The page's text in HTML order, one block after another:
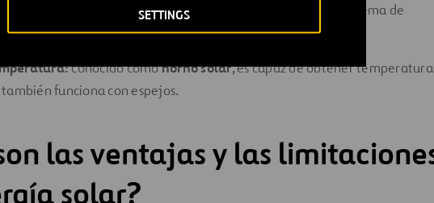
SETTINGS
conocido como concentrador solar, funciona con un sistema de
conocido comohorno solar, es capaz de obtener
también funciona con espejos.
las ventajas y las
solar?